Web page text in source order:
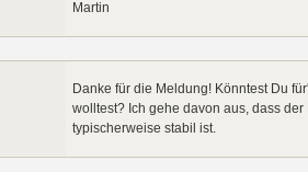
Martin
Danke für die Meldung! Könntest Du
wolltest? Ich gehe davon aus, dass
typischerweise stabil ist.